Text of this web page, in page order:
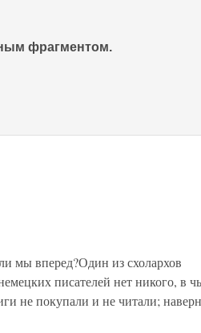
фрагментом.
вперед?Один из схолархов
писателей нет никого, в
не покупали и не читали;